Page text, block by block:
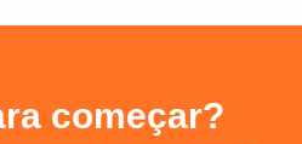
começar?